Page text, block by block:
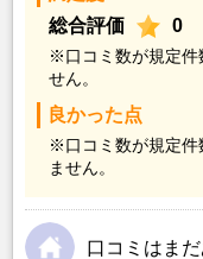
総合評価
0
※口コミ数が規定件
せん。
良かった点
※口コミ数が規定件
ません。
口コミはま